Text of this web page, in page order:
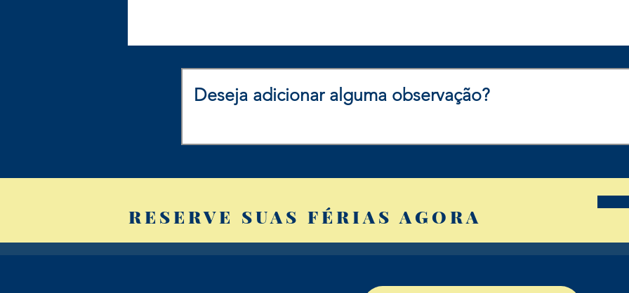
RESERVE SUAS FÉRIAS AGORA